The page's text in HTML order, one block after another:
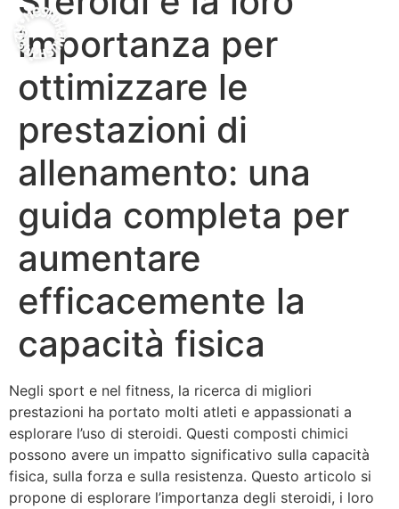
importanza per
ottimizzare le
prestazioni di
allenamento: una
guida completa per
aumentare
efficacemente la
capacità fisica
Negli sport e nel fitness, la ricerca di migliori
prestazioni ha portato molti atleti e appassionati a
esplorare l’uso di steroidi. Questi composti chimici
possono avere un impatto significativo sulla capacità
fisica, sulla forza e sulla resistenza. Questo articolo si
propone di esplorare l’importanza degli steroidi, i loro